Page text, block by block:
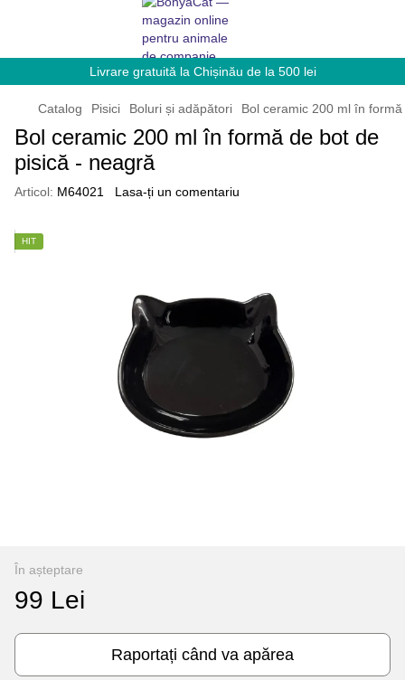
Livrare gratuită la Chișinău de la 500 lei
Catalog Pisici Boluri și adăpători Bol ceramic 200 ml în
Bol ceramic 200 ml în formă de bot de
pisică - neagră
Articol: M64021 Lasa-ți un comentariu
HIT
În așteptare
99 Lei
Raportați când va apărea